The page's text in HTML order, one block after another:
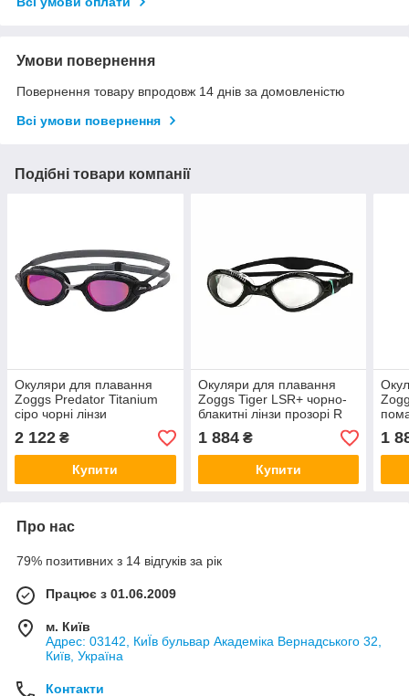
Умови повернення
Повернення товару впродовж 14 днів за домовленістю
Всі умови повернення
Подібні товари компанії
Окуляри для плавання
Zoggs Predator Titanium
сіро чорні лінзи
дзеркально рожеві розмір
R
2 122 ₴
Купити
Окуляри для плавання
Zoggs Tiger LSR+ чорно-
блакитні лінзи прозорі R
1 884₴
Купити
S
1
Про нас
79% позитивних з 14 відгуків за рік
Працює з 01.06.2009
м. Київ
Адрес: 03142, КиЇв бульвар Академіка Вернадського 32,
Київ, Україна
Контакти